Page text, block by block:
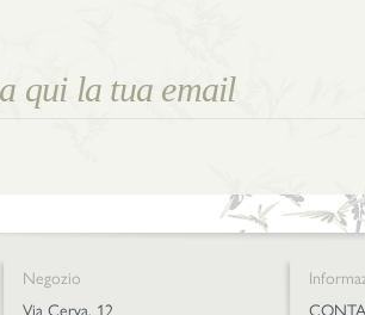
Negozio
Via Cerva, 12